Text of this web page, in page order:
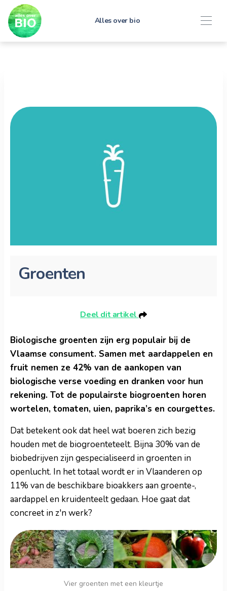
Alles over bio
Groenten
Deel dit artikel
Biologische groenten zijn erg populair bij de
Vlaamse consument. Samen met aardappelen en
fruit nemen ze 42% van de aankopen van
biologische verse voeding en dranken voor hun
rekening. Tot de populairste biogroenten horen
wortelen, tomaten, uien, paprika’s en courgettes.
Dat betekent ook dat heel wat boeren zich bezig
houden met de biogroenteteelt. Bijna 30% van de
biobedrijven zijn gespecialiseerd in groenten in
openlucht. In het totaal wordt er in Vlaanderen op
11% van de beschikbare bioakkers aan groente-,
aardappel en kruidenteelt gedaan. Hoe gaat dat
concreet in z'n werk?
Vier groenten met een kleurtje